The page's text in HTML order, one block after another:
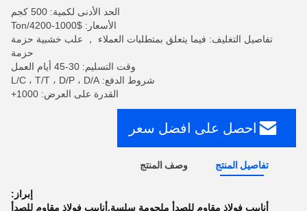
الحد الأدنى لكمية: 500 كجم
الأسعار: $1000-4200/Ton
تفاصيل التغليف: فيما يتعلق بمتطلبات العملاء ， علب خشبية حزمة
حزمة
وقت التسليم: 30-45 أيام العمل
شروط الدفع: L/C ، T/T ، D/P ، D/A
القدرة على العرض: 1000+
احصل على افضل سعر
تفاصيل المنتج وصف المنتج
إبراز:
أنابيب فولاذ مقاوم للصدأ ملحومة سلسة,أنابيب فولاذ مقاوم للصدأ